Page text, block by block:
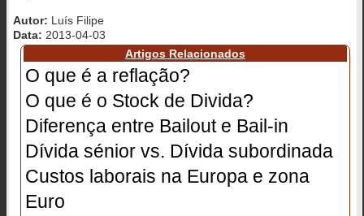
Autor: Luís Filipe
Data: 2013-04-03
Artigos Relacionados
O que é a reflação?
O que é o Stock de Divida?
Diferença entre Bailout e Bail-in
Dívida sénior vs. Dívida subordinada
Custos laborais na Europa e zona
Euro